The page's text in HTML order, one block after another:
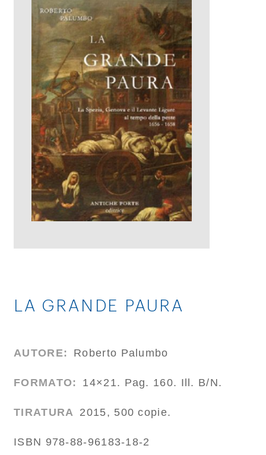
LA GRANDE PAURA
AUTORE: Roberto Palumbo
FORMATO: 14×21. Pag. 160. Ill. B/N.
TIRATURA 2015, 500 copie.
ISBN 978-88-96183-18-2